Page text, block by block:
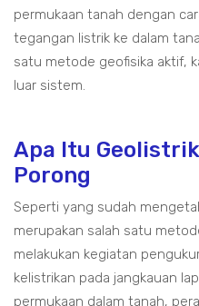
permukaan tanah dengan
tegangan listrik ke dalam
satu metode geofisika aktif,
luar sistem.
Apa Itu
Porong
Seperti yang sudah
merupakan salah satu
melakukan kegiatan
kelistrikan pada jangkauan
permukaan dalam tanah,